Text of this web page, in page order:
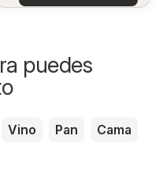
puedes
Vino Pan
Cama